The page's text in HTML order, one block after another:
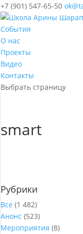
+7 (901) 547-65-50
События
О нас
Проекты
Видео
Контакты
Выбрать страницу
smart
Рубрики
Все (1 482)
Анонс (523)
Мероприятия (8)